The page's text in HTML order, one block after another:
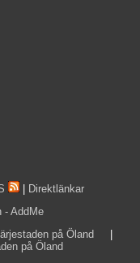
Direktlänkar
- AddMe
på Öland
på Öland